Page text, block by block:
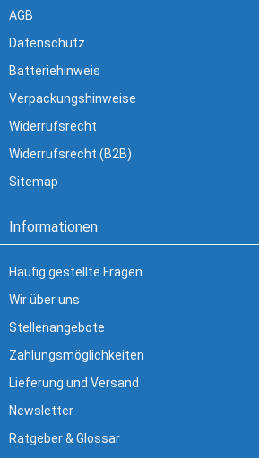
AGB
Datenschutz
Batteriehinweis
Verpackungshinweise
Widerrufsrecht
Widerrufsrecht (B2B)
Sitemap
Informationen
Häufig gestellte Fragen
Wir über uns
Stellenangebote
Zahlungsmöglichkeiten
Lieferung und Versand
Newsletter
Ratgeber & Glossar